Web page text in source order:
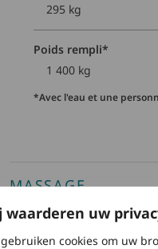
waarderen uw
cookies om uw
295 kg
Poids rempli*
1 400 kg
*Avec l'eau et une
MASSAGE